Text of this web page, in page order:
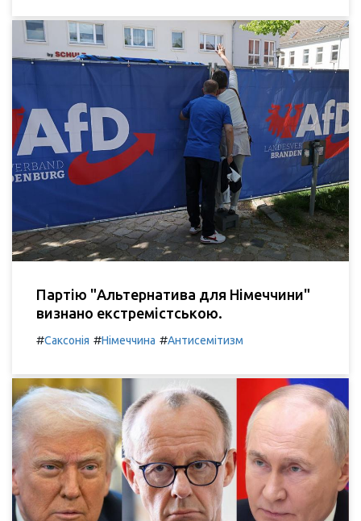
Партію "Альтернатива для Німеччини"
визнано екстремістською.
#Саксонія #Німеччина #Антисемітизм